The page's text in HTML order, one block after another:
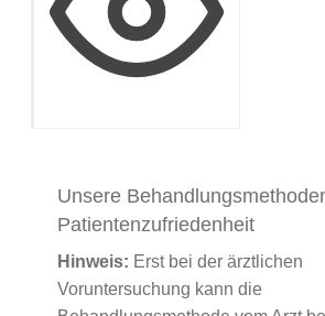
Unsere
Patientenzufriedenheit
Hinweis: Erst bei der ärztlichen
Voruntersuchung kann die